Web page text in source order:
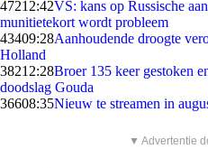
47212:42VS: kans op Russische
munitietekort wordt probleem
43409:28Aanhoudende droogte
Holland
38212:28Broer 135 keer gestoken
doodslag Gouda
36608:35Nieuw te streamen in
▼ Advertentie